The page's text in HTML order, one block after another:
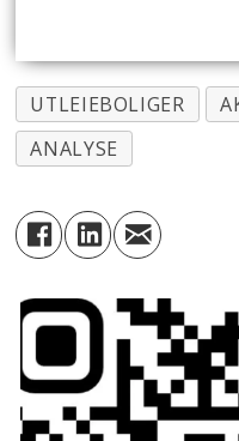
UTLEIEBOLIGER
ANALYSE